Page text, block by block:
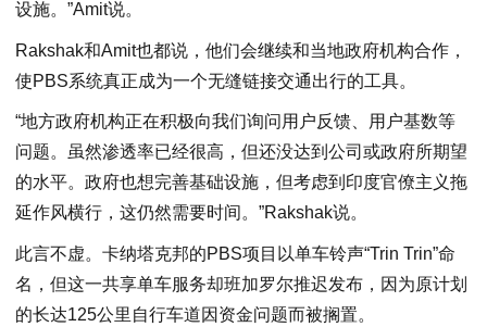
设施。”Amit说。
Rakshak和Amit也都说，他们会继续和当地政府机构合作，
使PBS系统真正成为一个无缝链接交通出行的工具。
“地方政府机构正在积极向我们询问用户反馈、用户基数等
问题。虽然渗透率已经很高，但还没达到公司或政府所期望
的水平。政府也想完善基础设施，但考虑到印度官僚主义拖
延作风横行，这仍然需要时间。”Rakshak说。
此言不虚。卡纳塔克邦的PBS项目以单车铃声“Trin Trin”命
名，但这一共享单车服务却班加罗尔推迟发布，因为原计划
的长达125公里自行车道因资金问题而被搁置。